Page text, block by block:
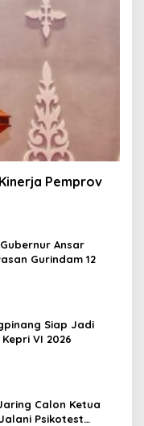
Pemprov
Ansar
Gurindam 12
Siap Jadi
VI 2026
Calon Ketua
Psikotest